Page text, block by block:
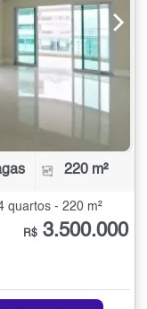
220 m²
quartos - 220 m²
R$ 3.500.000